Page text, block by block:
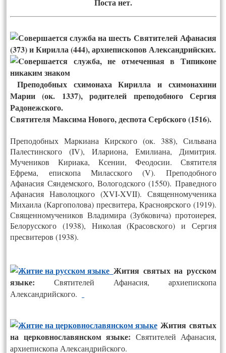
Святителей Афанасия
(373) и Кирилла (444), архиепископов Александрийских.
Преподобных схимонаха Кирилла и схимонахини
Марии (ок. 1337), родителей преподобного Сергия
Радонежского.
Святителя Максима Нового, деспота Сербского (1516).
Преподобных Маркиана Кирского (ок. 388), Сильвана
Палестинского (IV), Илариона, Емилиана, Димитрия.
Мучеников Кириака, Ксении, Феодосии. Святителя
Ефрема, епископа Миласского (V). Преподобного
Афанасия Сяндемского, Вологодского (1550). Праведного
Афанасия Наволоцкого (XVI-XVII). Священномученика
Михаила (Каргополова) пресвитера, Красноярского (1919).
Священномучеников Владимира (Зубковича) протоиерея,
Белорусского (1938), Николая (Красовского) и Сергия
пресвитеров (1938).
Жития святых на русском
языке: Святителей Афанасия, архиепископа
Александрийского.
Жития святых
на церковнославянском языке: Святителей Афанасия,
архиепископа Александрийского.